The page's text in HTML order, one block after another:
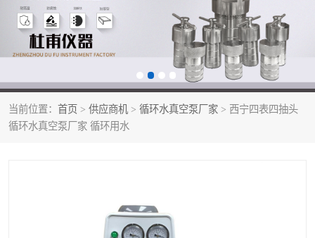
当前位置： 首页 > 供应商机 > 循环水真空泵厂家 > 西宁四表四抽头
循环水真空泵厂家 循环用水
循环水真空泵厂家 水热合成反应釜厂家
低温冷却液循环泵厂家 加热模块厂家
气流烘干器
旋转蒸发器厂家 双层玻璃反应釜10L